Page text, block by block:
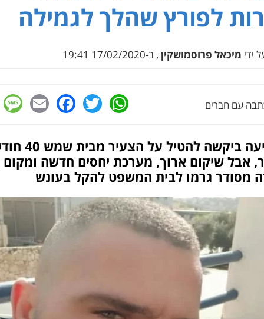
לפורץ שהלך לגמילה
ידי מיכאל פרוסמושקין , ב-17/02/2020 19:41
עם חברים WhatsApp
Twitter
התביעה ביקשה להטיל על
אבל שיקום ארוך, מערכת יחסים חדשה ומקום
מסודר גרמו לבית המשפט להקל בעונש